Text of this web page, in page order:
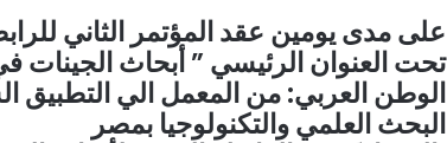
على مدى يومين عقد المؤتمر الثاني
تحت العنوان الرئيسي ” أبحاث الجينات
الوطن العربي: من المعمل الي التطبيق
البحث العلمي والتكنولوجيا بمصر